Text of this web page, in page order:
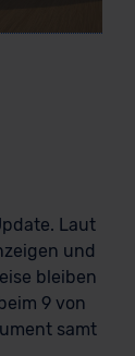
Laut
und
bleiben
9 von
samt